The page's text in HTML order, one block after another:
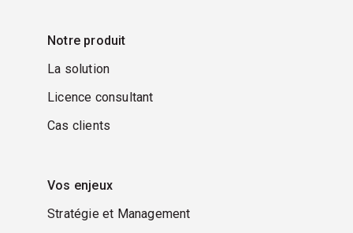
Notre produit
La solution
Licence consultant
Cas clients
Vos enjeux
Stratégie et Management